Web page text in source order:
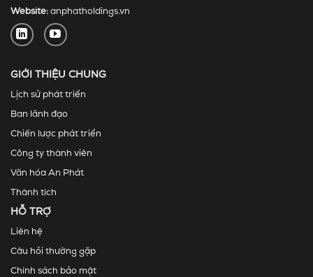
Website: anphatholdings.vn
GIỚI THIỆU CHUNG
Lịch sử phát triển
Ban lãnh đạo
Chiến lược phát triển
Công ty thành viên
Văn hóa An Phát
Thành tích
HỖ TRỢ
Liên hệ
Câu hỏi thường gặp
Chính sách bảo mật